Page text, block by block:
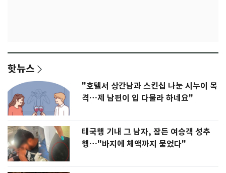
핫뉴스
"호텔서 상간남과 스킨십 나눈 시누이 목
격…제 남편이 입 다물라 하네요"
태국행 기내 그 남자, 잠든 여승객 성추
행…"바지에 체액까지 묻었다"